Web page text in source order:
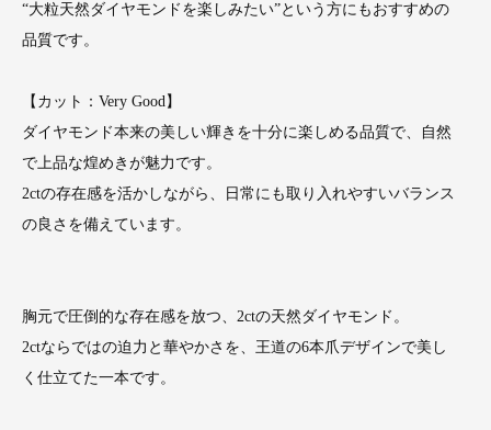
“大粒天然ダイヤモンドを楽しみたい”という方にもおすすめの
品質です。
【カット：Very Good】
ダイヤモンド本来の美しい輝きを十分に楽しめる品質で、自然
で上品な煌めきが魅力です。
2ctの存在感を活かしながら、日常にも取り入れやすいバランス
の良さを備えています。
胸元で圧倒的な存在感を放つ、2ctの天然ダイヤモンド。
2ctならではの迫力と華やかさを、王道の6本爪デザインで美し
く仕立てた一本です。